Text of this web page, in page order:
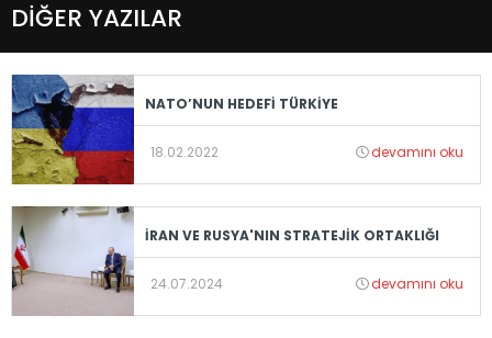
DİĞER YAZILAR
NATO’NUN HEDEFİ TÜRKİYE
18.02.2022 devamını oku
İRAN VE RUSYA'NIN STRATEJİK ORTAKLIĞI
24.07.2024 devamını oku